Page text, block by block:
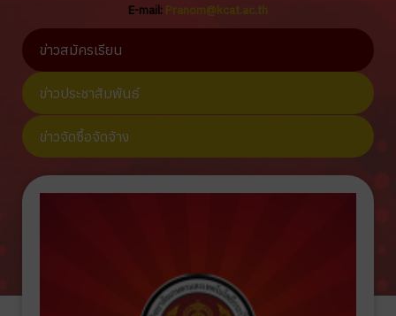
E-mail: Pranom@kcat.ac.th
ข่าวสมัครเรียน
ข่าวประชาสัมพันธ์
ข่าวจัดซื้อจัดจ้าง